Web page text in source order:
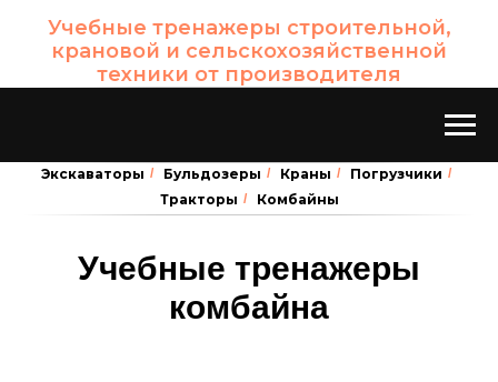
Учебные тренажеры строительной,
крановой и сельскохозяйственной
техники от производителя
Экскаваторы / Бульдозеры / Краны / Погрузчики /
Тракторы / Комбайны
Учебные тренажеры
комбайна